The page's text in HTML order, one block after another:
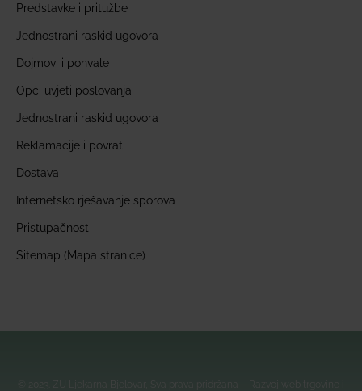
Predstavke i pritužbe
Jednostrani raskid ugovora
Dojmovi i pohvale
Opći uvjeti poslovanja
Jednostrani raskid ugovora
Reklamacije i povrati
Dostava
Internetsko rješavanje sporova
Pristupačnost
Sitemap (Mapa stranice)